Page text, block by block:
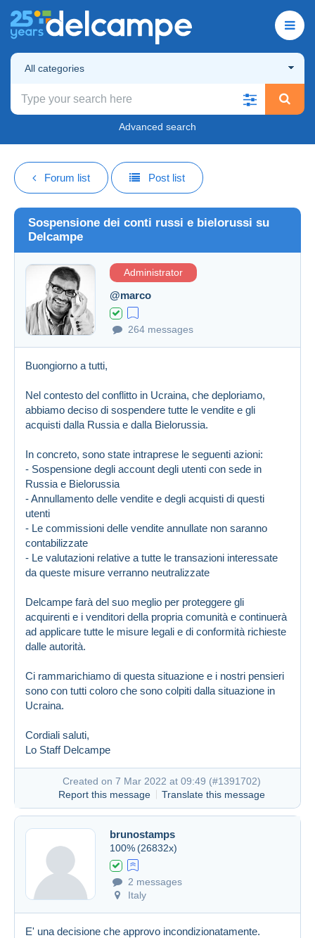
All categories
Advanced search
Forum list Post list
Sospensione dei conti russi e bielorussi su
Delcampe
Administrator
@marco
264 messages
Buongiorno a tutti,
Nel contesto del conflitto in Ucraina, che deploriamo,
abbiamo deciso di sospendere tutte le vendite e gli
acquisti dalla Russia e dalla Bielorussia.
In concreto, sono state intraprese le seguenti azioni:
- Sospensione degli account degli utenti con sede in
Russia e Bielorussia
- Annullamento delle vendite e degli acquisti di questi
utenti
- Le commissioni delle vendite annullate non saranno
contabilizzate
- Le valutazioni relative a tutte le transazioni interessate
da queste misure verranno neutralizzate
Delcampe farà del suo meglio per proteggere gli
acquirenti e i venditori della propria comunità e continuerà
ad applicare tutte le misure legali e di conformità richieste
dalle autorità.
Ci rammarichiamo di questa situazione e i nostri pensieri
sono con tutti coloro che sono colpiti dalla situazione in
Ucraina.
Cordiali saluti,
Lo Staff Delcampe
Created on 7 Mar 2022 at 09:49 (#1391702)
Report this message
Translate this message
brunostamps
100% (26832x)
2 messages
Italy
E' una decisione che approvo incondizionatamente.